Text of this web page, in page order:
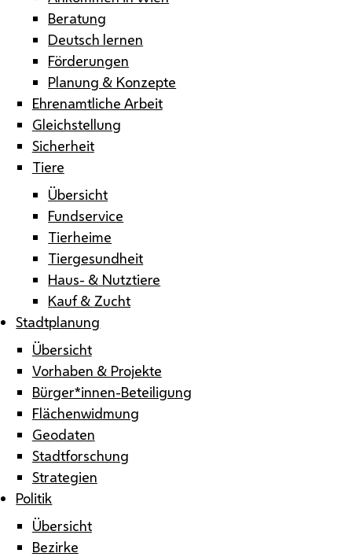
Beratung
Deutsch lernen
Förderungen
Planung & Konzepte
Ehrenamtliche Arbeit
Gleichstellung
Sicherheit
Tiere
Übersicht
Fundservice
Tierheime
Tiergesundheit
Haus- & Nutztiere
Kauf & Zucht
Stadtplanung
Übersicht
Vorhaben & Projekte
Bürger*innen-Beteiligung
Flächenwidmung
Geodaten
Stadtforschung
Strategien
Politik
Übersicht
Bezirke